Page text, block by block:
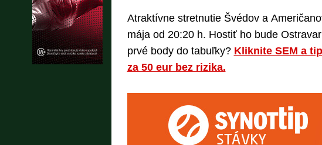
Atraktívne stretnutie Švédov a
mája od 20:20 h. Hostiť ho bude
prvé body do tabuľky? Kliknite SEM a
za 50 eur bez rizika.